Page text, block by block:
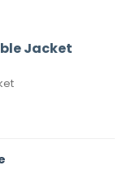
Jacket